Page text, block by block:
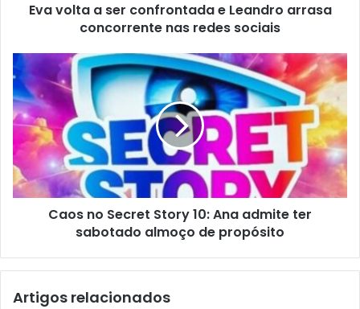
Eva volta a ser confrontada e Leandro arrasa
concorrente nas redes sociais
Caos no Secret Story 10: Ana admite ter
sabotado almoço de propósito
Artigos relacionados